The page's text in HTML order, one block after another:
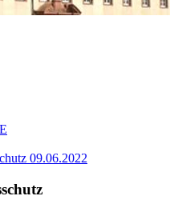
09.06.2022